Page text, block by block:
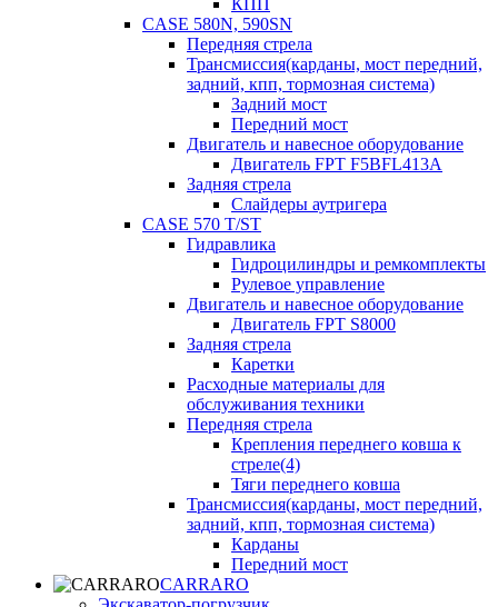
КПП
CASE 580N, 590SN
Передняя стрела
Трансмиссия(карданы, мост передний,
задний, кпп, тормозная система)
Задний мост
Передний мост
Двигатель и навесное оборудование
Двигатель FPT F5BFL413A
Задняя стрела
Слайдеры аутригера
CASE 570 T/ST
Гидравлика
Гидроцилиндры и ремкомплекты
Рулевое управление
Двигатель и навесное оборудование
Двигатель FPT S8000
Задняя стрела
Каретки
Расходные материалы для
обслуживания техники
Передняя стрела
Крепления переднего ковша к
стреле(4)
Тяги переднего ковша
Трансмиссия(карданы, мост передний,
задний, кпп, тормозная система)
Карданы
Передний мост
CARRARO